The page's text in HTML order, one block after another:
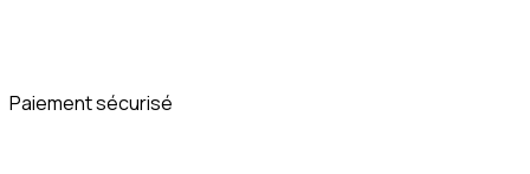
Paiement sécurisé